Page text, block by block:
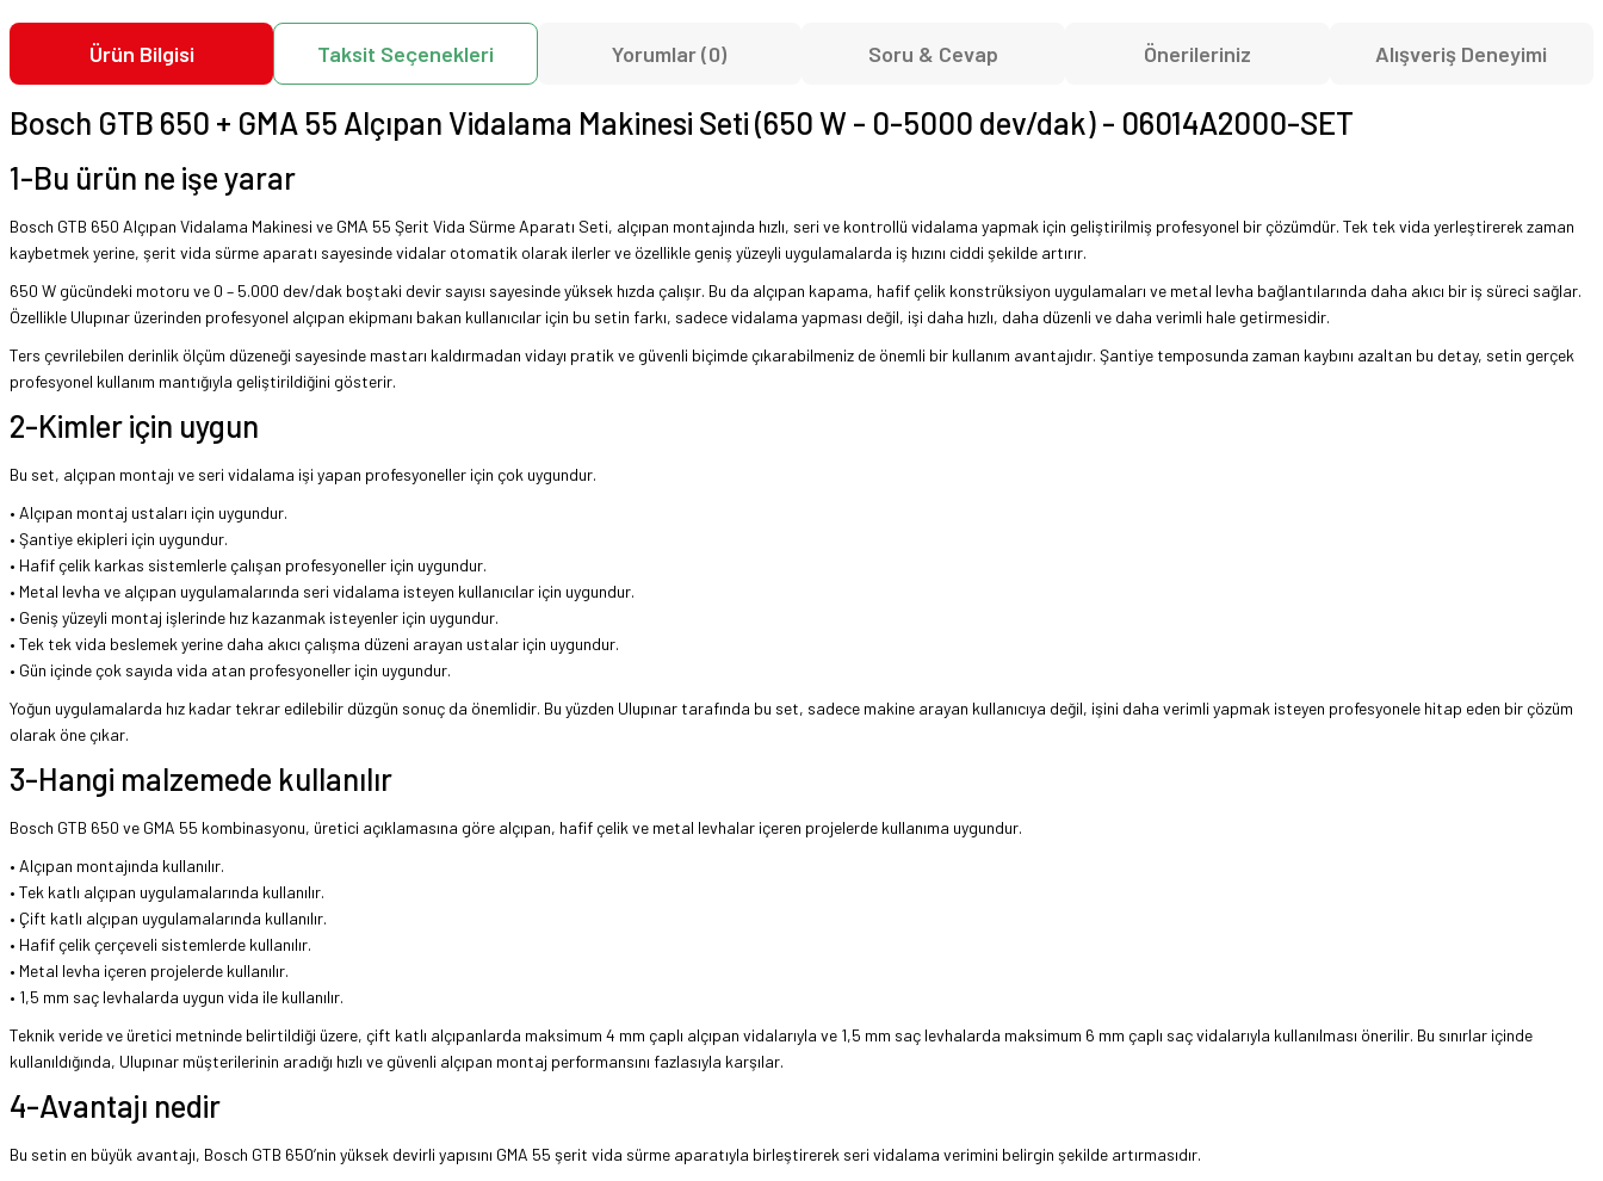
Ürün Bilgisi Taksit Seçenekleri Yorumlar (0) Soru & Cevap Önerileriniz Alışveriş Deneyimi
Bosch GTB 650 + GMA 55 Alçıpan Vidalama Makinesi Seti (650 W - 0-5000 dev/dak) - 06014A2000-SET
1-Bu ürün ne işe yarar
Bosch GTB 650 Alçıpan Vidalama Makinesi ve GMA 55 Şerit Vida Sürme Aparatı Seti, alçıpan montajında hızlı, seri ve kontrollü vidalama yapmak için geliştirilmiş profesyonel bir çözümdür. Tek tek vida yerleştirerek zaman
kaybetmek yerine, şerit vida sürme aparatı sayesinde vidalar otomatik olarak ilerler ve özellikle geniş yüzeyli uygulamalarda iş hızını ciddi şekilde artırır.
650 W gücündeki motoru ve 0 – 5.000 dev/dak boştaki devir sayısı sayesinde yüksek hızda çalışır. Bu da alçıpan kapama, hafif çelik konstrüksiyon uygulamaları ve metal levha bağlantılarında daha akıcı bir iş süreci sağlar.
Özellikle Ulupınar üzerinden profesyonel alçıpan ekipmanı bakan kullanıcılar için bu setin farkı, sadece vidalama yapması değil, işi daha hızlı, daha düzenli ve daha verimli hale getirmesidir.
Ters çevrilebilen derinlik ölçüm düzeneği sayesinde mastarı kaldırmadan vidayı pratik ve güvenli biçimde çıkarabilmeniz de önemli bir kullanım avantajıdır. Şantiye temposunda zaman kaybını azaltan bu detay, setin gerçek
profesyonel kullanım mantığıyla geliştirildiğini gösterir.
2-Kimler için uygun
Bu set, alçıpan montajı ve seri vidalama işi yapan profesyoneller için çok uygundur.
• Alçıpan montaj ustaları için uygundur.
• Şantiye ekipleri için uygundur.
• Hafif çelik karkas sistemlerle çalışan profesyoneller için uygundur.
• Metal levha ve alçıpan uygulamalarında seri vidalama isteyen kullanıcılar için uygundur.
• Geniş yüzeyli montaj işlerinde hız kazanmak isteyenler için uygundur.
• Tek tek vida beslemek yerine daha akıcı çalışma düzeni arayan ustalar için uygundur.
• Gün içinde çok sayıda vida atan profesyoneller için uygundur.
Yoğun uygulamalarda hız kadar tekrar edilebilir düzgün sonuç da önemlidir. Bu yüzden Ulupınar tarafında bu set, sadece makine arayan kullanıcıya değil, işini daha verimli yapmak isteyen profesyonele hitap eden bir çözüm
olarak öne çıkar.
3-Hangi malzemede kullanılır
Bosch GTB 650 ve GMA 55 kombinasyonu, üretici açıklamasına göre alçıpan, hafif çelik ve metal levhalar içeren projelerde kullanıma uygundur.
• Alçıpan montajında kullanılır.
• Tek katlı alçıpan uygulamalarında kullanılır.
• Çift katlı alçıpan uygulamalarında kullanılır.
• Hafif çelik çerçeveli sistemlerde kullanılır.
• Metal levha içeren projelerde kullanılır.
• 1,5 mm saç levhalarda uygun vida ile kullanılır.
Teknik veride ve üretici metninde belirtildiği üzere, çift katlı alçıpanlarda maksimum 4 mm çaplı alçıpan vidalarıyla ve 1,5 mm saç levhalarda maksimum 6 mm çaplı saç vidalarıyla kullanılması önerilir. Bu sınırlar içinde
kullanıldığında, Ulupınar müşterilerinin aradığı hızlı ve güvenli alçıpan montaj performansını fazlasıyla karşılar.
4-Avantajı nedir
Bu setin en büyük avantajı, Bosch GTB 650’nin yüksek devirli yapısını GMA 55 şerit vida sürme aparatıyla birleştirerek seri vidalama verimini belirgin şekilde artırmasıdır.